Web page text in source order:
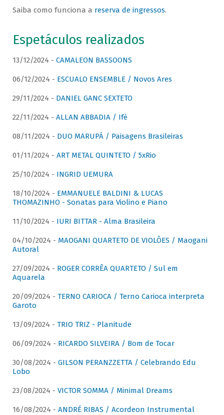
Saiba como funciona a reserva de ingressos.
Espetáculos realizados
13/12/2024 - CAMALEON BASSOONS
06/12/2024 - ESCUALO ENSEMBLE / Novos Ares
29/11/2024 - DANIEL GANC SEXTETO
22/11/2024 - ALLAN ABBADIA / Ifè
08/11/2024 - DUO MARUPÁ / Paisagens Brasileiras
01/11/2024 - ART METAL QUINTETO / 5xRio
25/10/2024 - INGRID UEMURA
18/10/2024 - EMMANUELE BALDINI & LUCAS
THOMAZINHO - Sonatas para Violino e Piano
11/10/2024 - IURI BITTAR - Alma Brasileira
04/10/2024 - MAOGANI QUARTETO DE VIOLÕES / Maogani
Autoral
27/09/2024 - ROGER CORRÊA QUARTETO / Sul em
Aquarela
20/09/2024 - TERNO CARIOCA / Terno Carioca interpreta
Garoto
13/09/2024 - TRIO TRIZ - Planitude
06/09/2024 - RICARDO SILVEIRA / Bom de Tocar
30/08/2024 - GILSON PERANZZETTA / Celebrando Edu
Lobo
23/08/2024 - VICTOR SOMMA / Minimal Dreams
16/08/2024 - ANDRÉ RIBAS / Acordeon Instrumental